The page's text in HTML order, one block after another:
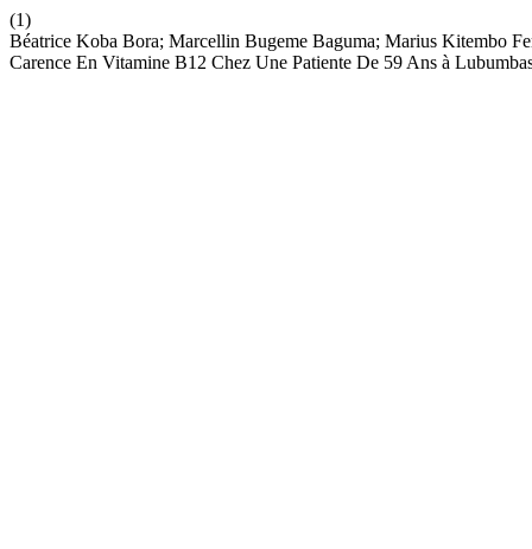
(1)
Béatrice Koba Bora; Marcellin Bugeme Baguma; Marius Kitembo
Carence En Vitamine B12 Chez Une Patiente De 59 Ans à